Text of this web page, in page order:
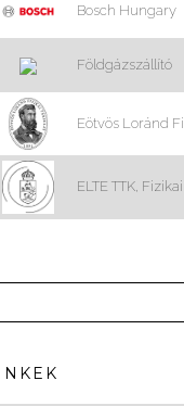
Bosch Hungary
Földgázszállító
Eötvös Loránd
ELTE TTK,